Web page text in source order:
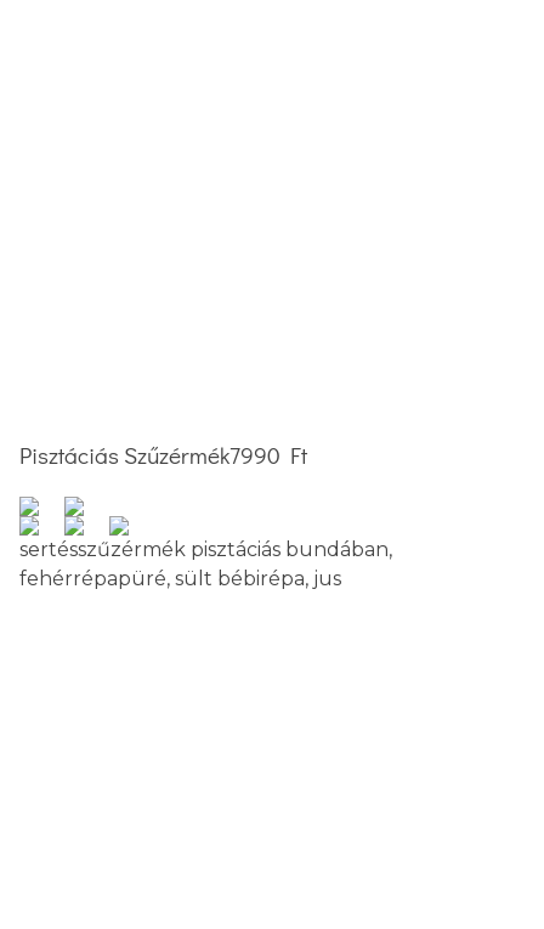
Pisztáciás Szűzérmék7990 Ft
sertésszűzérmék pisztáciás bundában,
fehérrépapüré, sült bébirépa, jus